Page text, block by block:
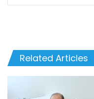
Related Articles